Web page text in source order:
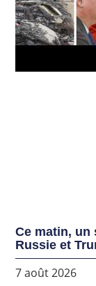
Ce matin, un
Russie et
7 août 2026